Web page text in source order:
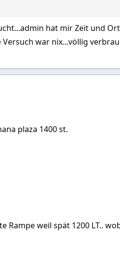
hat mir Zeit und
war nix...völlig
plaza 1400 st.
Rampe weil spät 1200 LT..